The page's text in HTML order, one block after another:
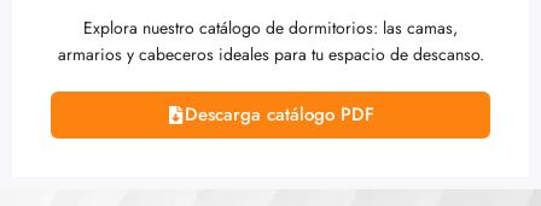
Explora nuestro catálogo de dormitorios: las camas,
armarios y cabeceros ideales para tu espacio de descanso.
Descarga catálogo PDF